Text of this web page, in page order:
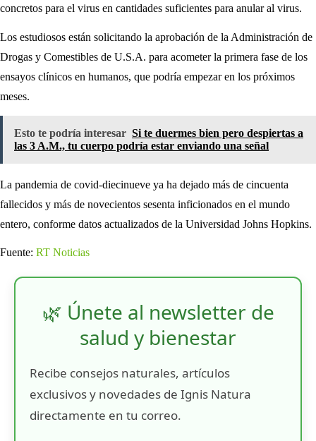
concretos para el virus en cantidades suficientes para anular al virus.
Los estudiosos están solicitando la aprobación de la Administración de
Drogas y Comestibles de U.S.A. para acometer la primera fase de los
ensayos clínicos en humanos, que podría empezar en los próximos
meses.
Esto te podría interesar Si te duermes bien pero despiertas a
las 3 A.M., tu cuerpo podría estar enviando una señal
La pandemia de covid-diecinueve ya ha dejado más de cincuenta
fallecidos y más de novecientos sesenta inficionados en el mundo
entero, conforme datos actualizados de la Universidad Johns Hopkins.
Fuente: RT Noticias
🌿 Únete al newsletter de
salud y bienestar
Recibe consejos naturales, artículos
exclusivos y novedades de Ignis Natura
directamente en tu correo.